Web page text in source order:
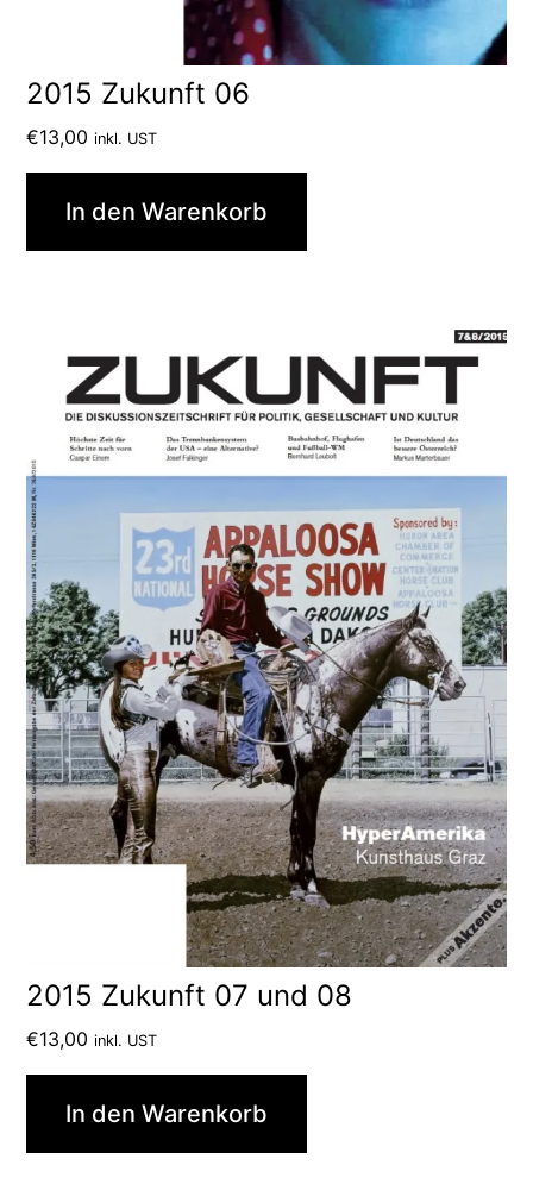
2015 Zukunft 06
€13,00 inkl. UST
In den Warenkorb
2015 Zukunft 07 und 08
€13,00 inkl. UST
In den Warenkorb